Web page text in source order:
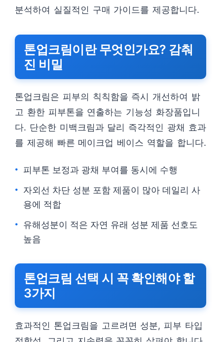
분석하여 실질적인 구매 가이드를 제공합니다.
톤업크림이란 무엇인가요? 감춰
진 비밀
톤업크림은 피부의 칙칙함을 즉시 개선하여 밝
고 환한 피부톤을 연출하는 기능성 화장품입니
다. 단순한 미백크림과 달리 즉각적인 광채 효과
를 제공해 빠른 메이크업 베이스 역할을 합니다.
피부톤 보정과 광채 부여를 동시에 수행
자외선 차단 성분 포함 제품이 많아 데일리 사
용에 적합
유해성분이 적은 자연 유래 성분 제품 선호도
높음
톤업크림 선택 시 꼭 확인해야 할
3가지
효과적인 톤업크림을 고르려면 성분, 피부 타입